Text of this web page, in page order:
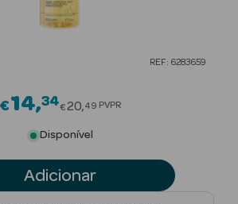
REF: 6283659
€14 34Price reduced from
€20 49 PVPR
Disponível
Adicionar